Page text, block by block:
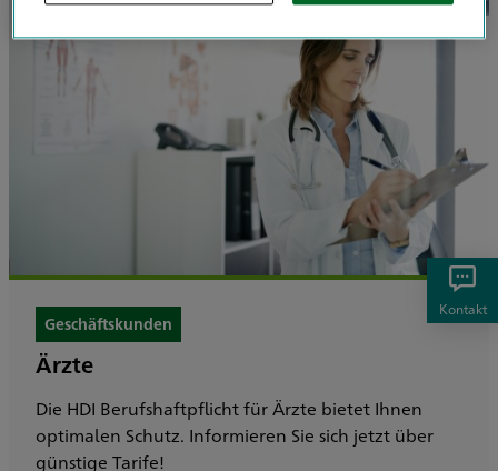
Kontakt
Geschäftskunden
Ärzte
Die HDI Berufshaftpflicht für Ärzte bietet Ihnen
optimalen Schutz. Informieren Sie sich jetzt über
günstige Tarife!